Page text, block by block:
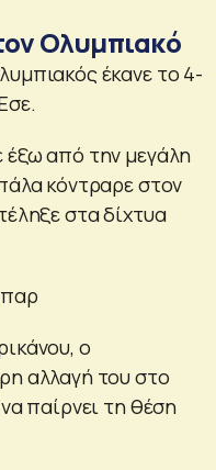
Ολυμπιακό
έκανε το 4-
έξω από την μεγάλη
κόντραρε στον
στα δίχτυα
ο
αλλαγή του στο
παίρνει τη θέση